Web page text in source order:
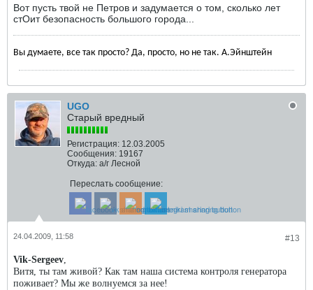
Вот пусть твой не Петров и задумается о том, сколько лет
стОит безопасность большого города...
Вы думаете, все так просто? Да, просто, но не так. А.Эйнштейн
UGO
Старый вредный
Регистрация: 12.03.2005
Сообщения: 19167
Откуда: а/г Лесной
Переслать сообщение:
#13
24.04.2009, 11:58
Vik-Sergeev
Витя, ты там живой? Как там наша система контроля генератора
поживает? Мы же волнуемся за нее!